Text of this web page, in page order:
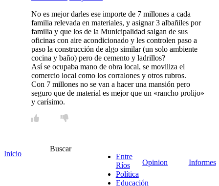
No es mejor darles ese importe de 7 millones a cada
familia relevada en materiales, y asignar 3 albañiles por
familia y que los de la Municipalidad salgan de sus
oficinas con aire acondicionado y les controlen paso a
paso la construcción de algo similar (un solo ambiente
cocina y baño) pero de cemento y ladrillos?
Así se ocupaba mano de obra local, se moviliza el
comercio local como los corralones y otros rubros.
Con 7 millones no se van a hacer una mansión pero
seguro que de material es mejor que un «rancho prolijo»
y carísimo.
Julio M
Responder
Patricia. Eso es totalmente cierto. Esta estafa no
Inicio
Buscar
Entre
Ríos
Política
Educación
Opinion Informes